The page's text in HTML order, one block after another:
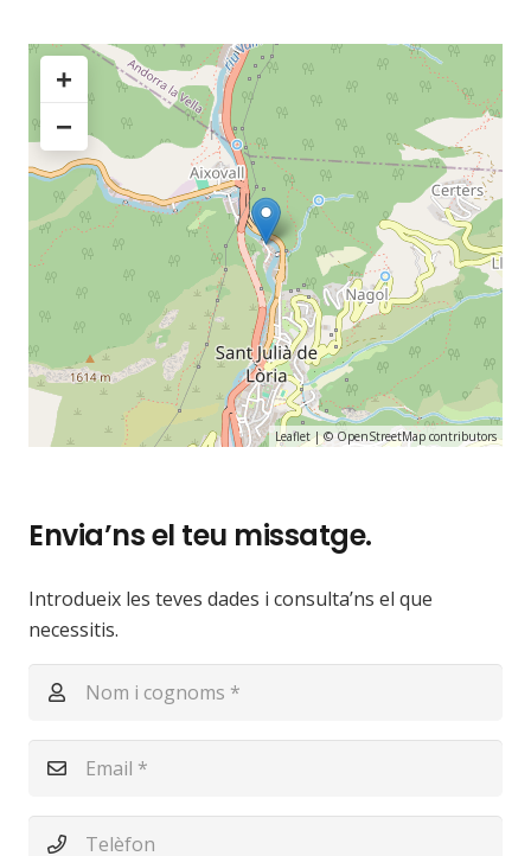
+
−
Leaflet| ©OpenStreetMap contributors
Envia’ns el teu missatge.
Introdueix les teves dades i consulta’ns el que
necessitis.